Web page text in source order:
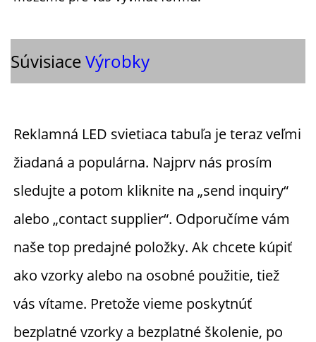
SúvisiaceVýrobky
Reklamná LED svietiaca tabuľa je teraz veľmi
žiadaná a populárna. Najprv nás prosím
sledujte a potom kliknite na „send inquiry“
alebo „contact supplier“. Odporučíme vám
naše top predajné položky. Ak chcete kúpiť
ako vzorky alebo na osobné použitie, tiež
vás vítame. Pretože vieme poskytnúť
bezplatné vzorky a bezplatné školenie, po